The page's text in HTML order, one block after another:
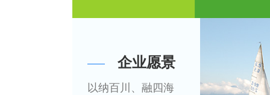
企业愿景
以纳百川、融四海